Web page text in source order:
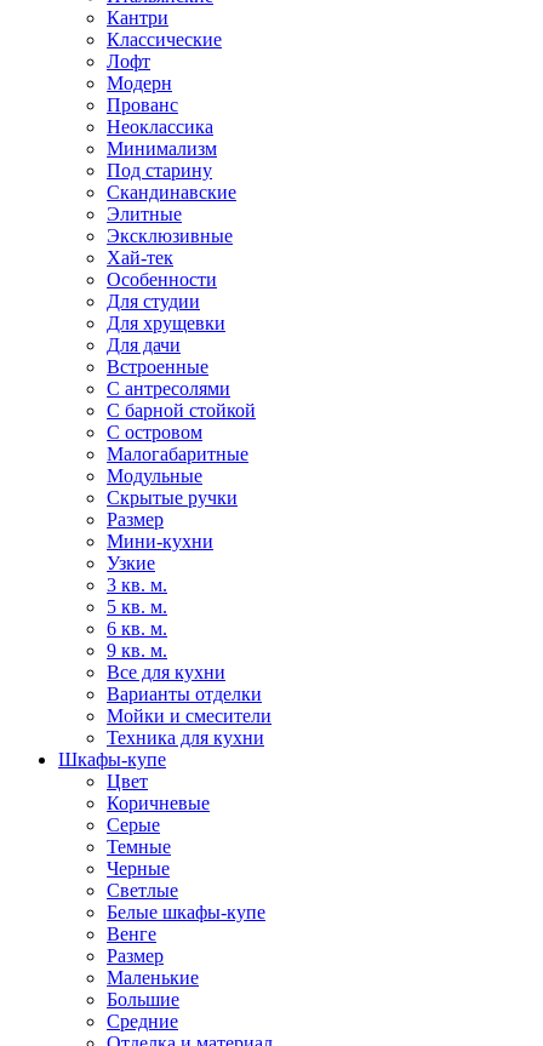
Кантри
Классические
Лофт
Модерн
Прованс
Неоклассика
Минимализм
Под старину
Скандинавские
Элитные
Эксклюзивные
Хай-тек
Особенности
Для студии
Для хрущевки
Для дачи
Встроенные
С антресолями
С барной стойкой
С островом
Малогабаритные
Модульные
Скрытые ручки
Размер
Мини-кухни
Узкие
3 кв. м.
5 кв. м.
6 кв. м.
9 кв. м.
Все для кухни
Варианты отделки
Мойки и смесители
Техника для кухни
Шкафы-купе
Цвет
Коричневые
Серые
Темные
Черные
Светлые
Белые шкафы-купе
Венге
Размер
Маленькие
Большие
Средние